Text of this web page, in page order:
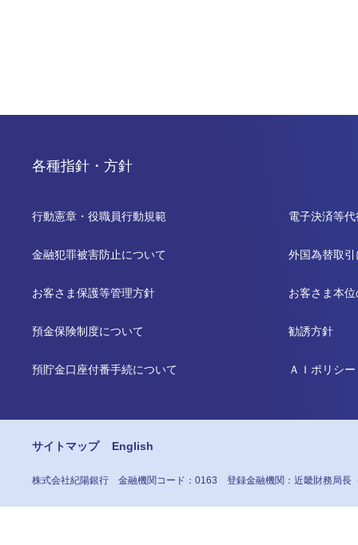
各種指針・方針
行動憲章・役職員行動規範
金融犯罪被害防止について
お客さま保護等管理方針
預金保険制度について
預貯金口座付番手続について
電子決済等
外国為替取
お客さま本
勧誘方針
ＡＩポリシー
サイトマップ English
株式会社紀陽銀行 金融機関コード：0163 登録金融機関：近畿財務局長